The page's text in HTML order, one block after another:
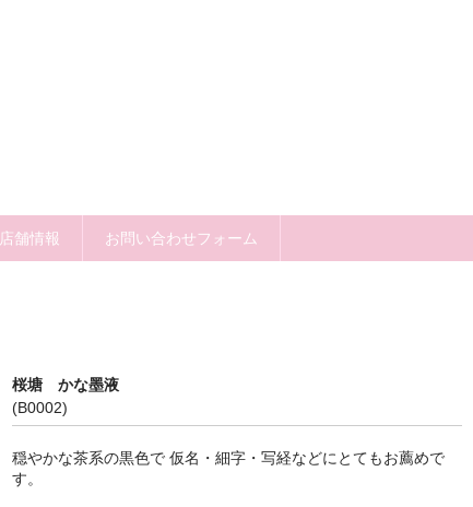
店舗情報 お問い合わせフォーム
桜塘 かな墨液
(B0002)
穏やかな茶系の黒色で 仮名・細字・写経などにとてもお薦めで
す。